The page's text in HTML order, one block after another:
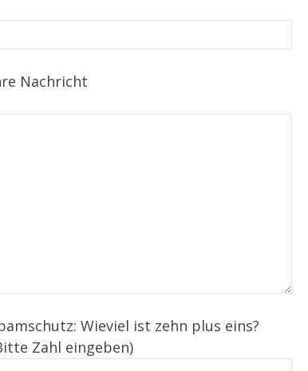
Nachricht
Wieviel ist zehn plus eins?
Zahl eingeben)